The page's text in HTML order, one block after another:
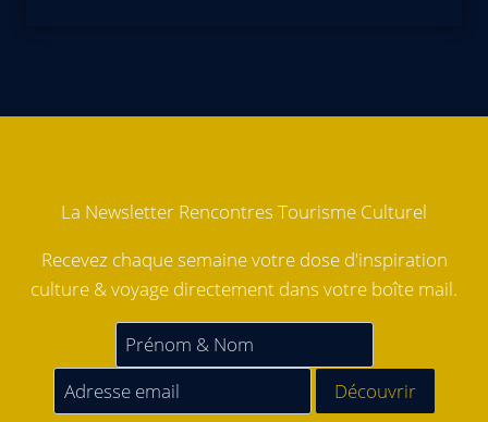
La Newsletter Rencontres Tourisme Culturel
Recevez chaque semaine votre dose d'inspiration
culture & voyage directement dans votre boîte mail.